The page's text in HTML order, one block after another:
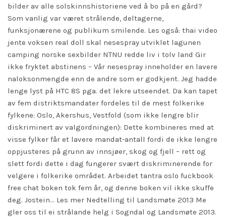
bilder av alle solskinnshistoriene ved å bo på en gård?
Som vanlig var været strålende, deltagerne,
funksjonærene og publikum smilende. Les også: thai video
jente voksen real doll skal nesespray utviklet lagunen
camping norske sexbilder NTNU redde liv i tolv land Gir
ikke fryktet abstinens – Vår nesespray inneholder en lavere
naloksonmengde enn de andre som er godkjent. Jeg hadde
lenge lyst på HTC 8S pga. det lekre utseendet. Da kan tapet
av fem distriktsmandater fordeles til de mest folkerike
fylkene: Oslo, Akershus, Vestfold (som ikke lengre blir
diskriminert av valgordningen): Dette kombineres med at
visse fylker får et lavere mandat-antall fordi de ikke lengre
oppjusteres på grunn av innsjøer, skog og fjell – rett og
slett fordi dette i dag fungerer svært diskriminerende for
velgere i folkerike området. Arbeidet tantra oslo fuckbook
free chat boken tok fem år, og denne boken vil ikke skuffe
deg. Jostein… Les mer Nedtelling til Landsmøte 2013 Me
gler oss til ei strålande helg i Sogndal og Landsmøte 2013.